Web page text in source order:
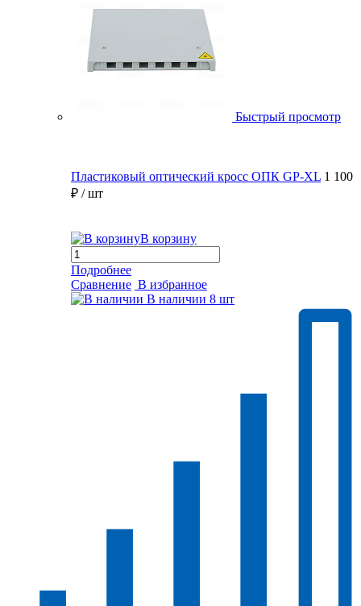
Быстрый просмотр
Пластиковый оптический кросс ОПК GP-XL 1 100
₽ / шт
В корзину
Подробнее
Сравнение В избранное
В наличии 8 шт